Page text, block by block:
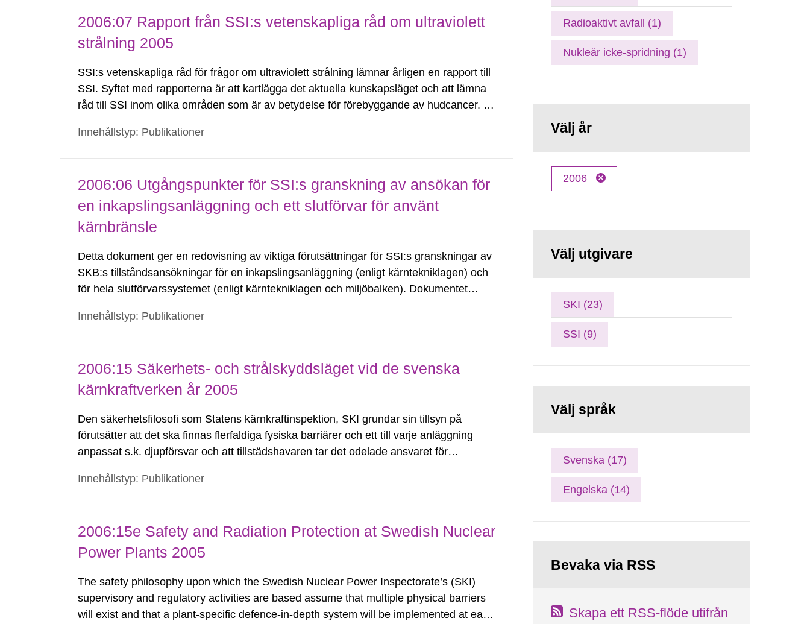
2006:07 Rapport från SSI:s vetenskapliga råd om ultraviolett
strålning 2005
SSI:s vetenskapliga råd för frågor om ultraviolett strålning lämnar årligen en rapport till
SSI. Syftet med rapporterna är att kartlägga det aktuella kunskapsläget och att lämna
råd till SSI inom olika områden som är av betydelse för förebyggande av hudcancer. I
Innehållstyp: Publikationer
2006:06 Utgångspunkter för SSI:s granskning av ansökan för
en inkapslingsanläggning och ett slutförvar för använt
kärnbränsle
Detta dokument ger en redovisning av viktiga förutsättningar för SSI:s granskningar av
SKB:s tillståndsansökningar för en inkapslingsanläggning (enligt kärntekniklagen) och
för hela slutförvarssystemet (enligt kärntekniklagen och miljöbalken). Dokumentet
Innehållstyp: Publikationer
2006:15 Säkerhets- och strålskyddsläget vid de svenska
kärnkraftverken år 2005
Den säkerhetsfilosofi som Statens kärnkraftinspektion, SKI grundar sin tillsyn på
förutsätter att det ska finnas flerfaldiga fysiska barriärer och ett till varje anläggning
anpassat s.k. djupförsvar och att tillstädshavaren tar det odelade ansvaret för
Innehållstyp: Publikationer
2006:15e Safety and Radiation Protection at Swedish Nuclear
Power Plants 2005
The safety philosophy upon which the Swedish Nuclear Power Inspectorate’s (SKI)
supervisory and regulatory activities are based assume that multiple physical barriers
will exist and that a plant-specific defence-in-depth system will be implemented at each
Radioaktivt avfall (1)
Nukleär icke-spridning (1)
Välj år
2006
Välj utgivare
SKI (23)
SSI (9)
Välj språk
Svenska (17)
Engelska (14)
Bevaka via RSS
Skapa ett RSS-flöde utifrån